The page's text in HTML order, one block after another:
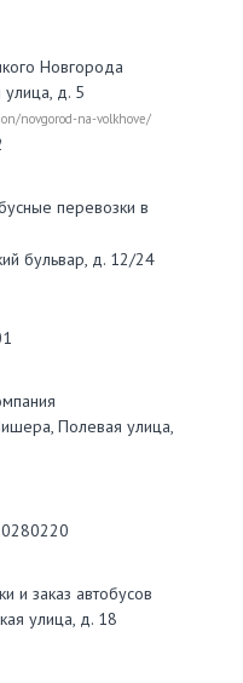
Новгорода
улица, д. 5
novgorod-na-volkhove/
перевозки в
бульвар, д. 12/24
Полевая улица,
и заказ автобусов
улица, д. 18